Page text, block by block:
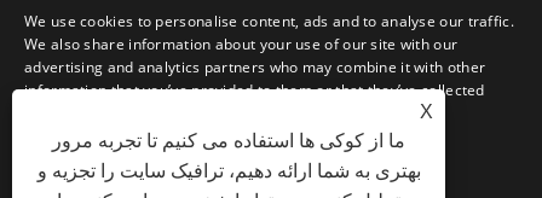
ما مواد اولیه و فرآورده های اساسی مواد مغذی ، مکمل ها و صنایع غذایی و
آشامیدنی کاربردی را از تولیدات اولیه تولید مستقر در چین ، ژاپن و کره تولید ،
بازاریابی و توزیع می کنیم ، جایی که ما چندین سال تجربه داریم و بسیار خوب
مستقر هستیم. تخصص و اعتبار ما در تأمین منابع به نفع شرکای ما در سراسر
X
ما از کوکی ها استفاده می کنیم تا تجربه مرور
بهتری به شما ارائه دهیم، ترافیک سایت را تجزیه و
We use cookies to personalise content, ads and to analyse our traffic.
We also share information about your use of our site with our
advertising and analytics partners who may combine it with other
information that you’ve provided to them or that they’ve collected
STRICTLY NECESSARY
PERFORMANCE